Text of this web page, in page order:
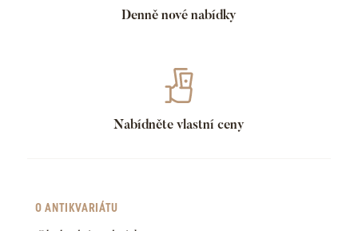
Denně nové nabídky
Nabídněte vlastní ceny
O ANTIKVARIÁTU